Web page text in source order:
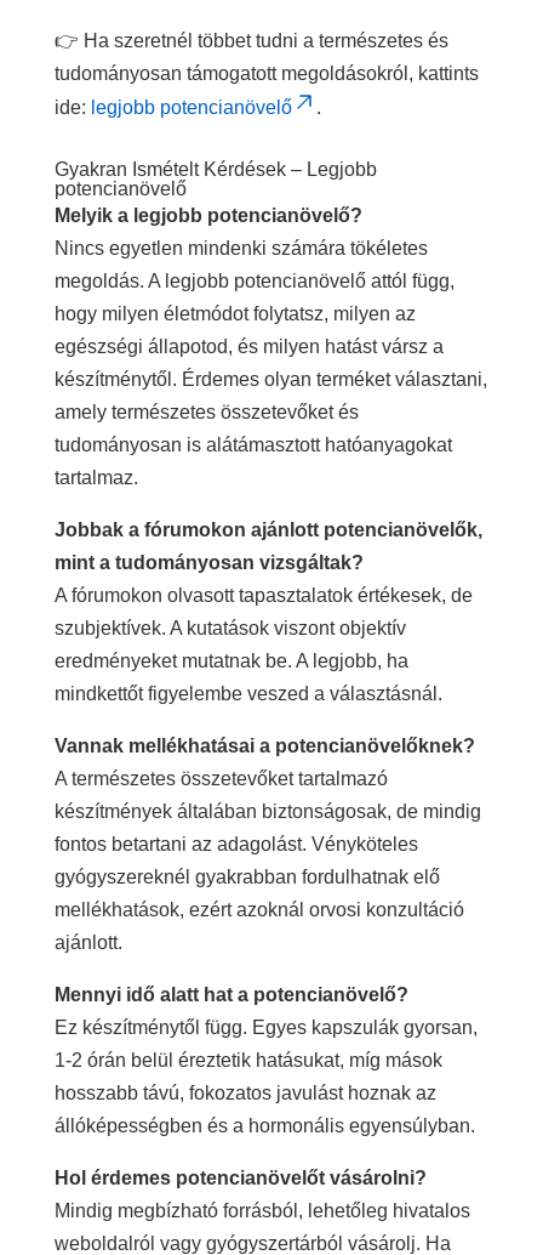
👉 Ha szeretnél többet tudni a természetes és
tudományosan támogatott megoldásokról, kattints
ide: legjobb potencianövelő .
Gyakran Ismételt Kérdések – Legjobb
potencianövelő
Melyik a legjobb potencianövelő?
Nincs egyetlen mindenki számára tökéletes
megoldás. A legjobb potencianövelő attól függ,
hogy milyen életmódot folytatsz, milyen az
egészségi állapotod, és milyen hatást vársz a
készítménytől. Érdemes olyan terméket választani,
amely természetes összetevőket és
tudományosan is alátámasztott hatóanyagokat
tartalmaz.
Jobbak a fórumokon ajánlott potencianövelők,
mint a tudományosan vizsgáltak?
A fórumokon olvasott tapasztalatok értékesek, de
szubjektívek. A kutatások viszont objektív
eredményeket mutatnak be. A legjobb, ha
mindkettőt figyelembe veszed a választásnál.
Vannak mellékhatásai a potencianövelőknek?
A természetes összetevőket tartalmazó
készítmények általában biztonságosak, de mindig
fontos betartani az adagolást. Vényköteles
gyógyszereknél gyakrabban fordulhatnak elő
mellékhatások, ezért azoknál orvosi konzultáció
ajánlott.
Mennyi idő alatt hat a potencianövelő?
Ez készítménytől függ. Egyes kapszulák gyorsan,
1-2 órán belül éreztetik hatásukat, míg mások
hosszabb távú, fokozatos javulást hoznak az
állóképességben és a hormonális egyensúlyban.
Hol érdemes potencianövelőt vásárolni?
Mindig megbízható forrásból, lehetőleg hivatalos
weboldalról vagy gyógyszertárból vásárolj. Ha